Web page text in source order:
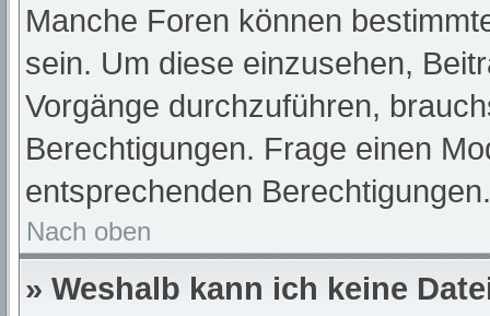
Manche Foren können
sein. Um diese einzusehen,
Vorgänge durchzuführen,
Berechtigungen. Frage einen
entsprechenden Berechtigungen.
Nach oben
» Weshalb kann ich keine